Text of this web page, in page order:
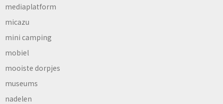
mediaplatform
micazu
mini camping
mobiel
mooiste dorpjes
museums
nadelen